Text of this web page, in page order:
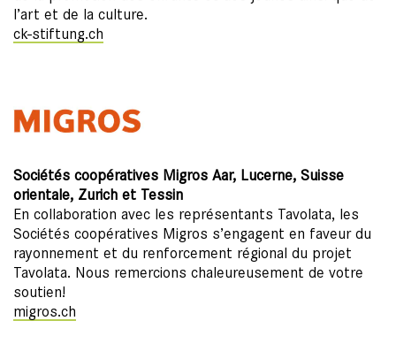
l’art et de la culture.
ck-stiftung.ch
Sociétés coopératives Migros Aar, Lucerne, Suisse
orientale, Zurich et Tessin
En collaboration avec les représentants Tavolata, les
Sociétés coopératives Migros s’engagent en faveur du
rayonnement et du renforcement régional du projet
Tavolata. Nous remercions chaleureusement de votre
soutien!
migros.ch